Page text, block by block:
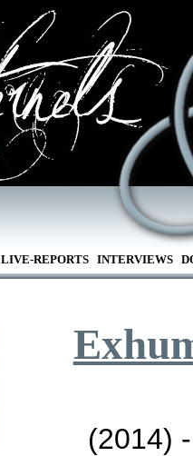
LIVE-REPORTS INTERVIEWS
(2014)